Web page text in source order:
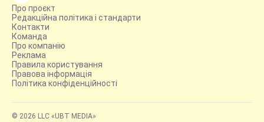
Про проєкт
Редакційна політика і стандарти
Контакти
Команда
Про компанію
Реклама
Правила користування
Правова інформація
Політика конфіденційності
© 2026 LLC «UBT MEDIA»